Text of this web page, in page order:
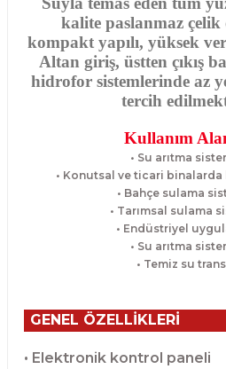
kalite paslanmaz
kompakt yapılı, yüksek
Altan giriş, üstten çıkış
hidrofor sistemlerinde az
tercih
Kullanım
• Su arıtma
• Konutsal ve ticari binalarda
• Bahçe sulama
• Tarımsal sulama
• Endüstriyel
• Su arıtma
• Temiz su
GENEL ÖZELLİKLERİ
• Elektronik kontrol paneli